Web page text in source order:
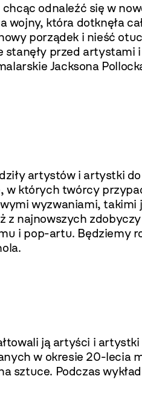
odnaleźć się w
która dotknęła
porządek i nieść
przed artystami
Jacksona
artystów i artystki
w których twórcy
wyzwaniami,
z najnowszych
i pop-artu. Będziemy
ją artyści i
w okresie 20-lecia
sztuce. Podczas